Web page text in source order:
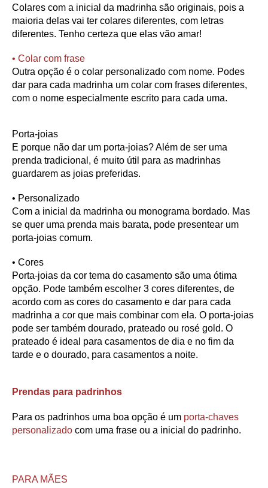
Colares com a inicial da madrinha são originais, pois a
maioria delas vai ter colares diferentes, com letras
diferentes. Tenho certeza que elas vão amar!
• Colar com frase
Outra opção é o colar personalizado com nome. Podes
dar para cada madrinha um colar com frases diferentes,
com o nome especialmente escrito para cada uma.
Porta-joias
E porque não dar um porta-joias? Além de ser uma
prenda tradicional, é muito útil para as madrinhas
guardarem as joias preferidas.
• Personalizado
Com a inicial da madrinha ou monograma bordado. Mas
se quer uma prenda mais barata, pode presentear um
porta-joias comum.
• Cores
Porta-joias da cor tema do casamento são uma ótima
opção. Pode também escolher 3 cores diferentes, de
acordo com as cores do casamento e dar para cada
madrinha a cor que mais combinar com ela. O porta-joias
pode ser também dourado, prateado ou rosé gold. O
prateado é ideal para casamentos de dia e no fim da
tarde e o dourado, para casamentos a noite.
Prendas para padrinhos
Para os padrinhos uma boa opção é um porta-chaves
personalizado com uma frase ou a inicial do padrinho.
PARA MÃES